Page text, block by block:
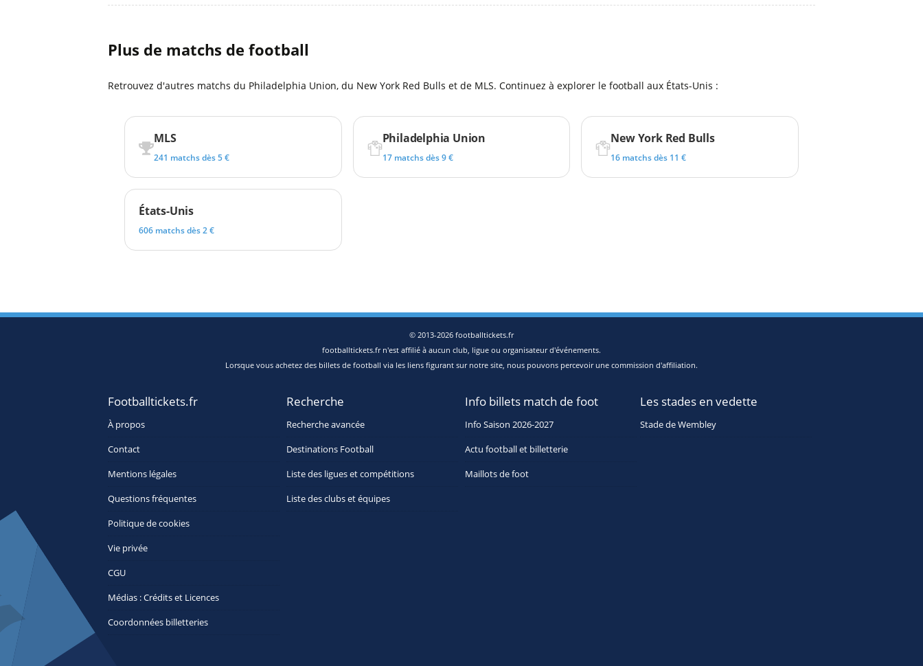
Plus de matchs de football
Retrouvez d'autres matchs du Philadelphia Union, du New York Red Bulls et de MLS. Continuez à explorer le football aux États-Unis :
MLS
241 matchs dès 5 €
Philadelphia Union
17 matchs dès 9 €
New York Red Bulls
16 matchs dès 11 €
États-Unis
606 matchs dès 2 €
© 2013-2026 footballtickets.fr
footballtickets.fr n'est affilié à aucun club, ligue ou organisateur d'événements.
Lorsque vous achetez des billets de football via les liens figurant sur notre site, nous pouvons percevoir une commission d'affiliation.
Footballtickets.fr
À propos
Contact
Mentions légales
Questions fréquentes
Politique de cookies
Vie privée
CGU
Médias : Crédits et Licences
Coordonnées billetteries
Recherche
Recherche avancée
Destinations Football
Liste des ligues et compétitions
Liste des clubs et équipes
Info billets match de foot
Info Saison 2026-2027
Actu football et billetterie
Maillots de foot
Les stades en vedette
Stade de Wembley